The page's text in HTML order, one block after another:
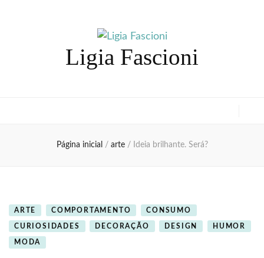
Ligia Fascioni
Página inicial / arte / Ideia brilhante. Será?
ARTE COMPORTAMENTO CONSUMO
CURIOSIDADES DECORAÇÃO DESIGN HUMOR
MODA